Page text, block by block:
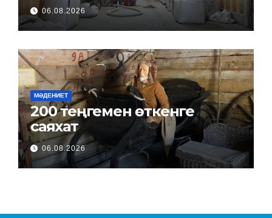
06.08.2026
МӘДЕНИЕТ
200 теңгемен өткенге
саяхат
06.08.2026